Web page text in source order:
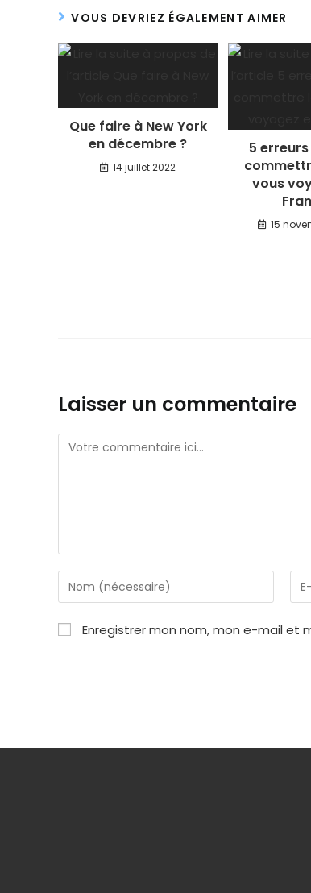
VOUS DEVRIEZ ÉGALEMENT AIMER
Que faire à New York
en décembre ?
14 juillet 2022
5
vous
15
Laisser un commentaire
Comment
Enter
your
name
or
Enter
Enregistrer mon nom, mon e-mail et